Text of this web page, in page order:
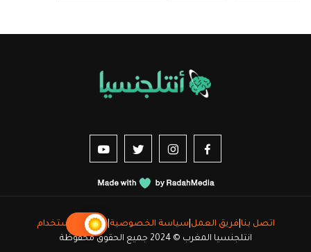
Suivez-nous sur Facebook
nous sur Instagram
nous sur Twitter
اتصل بنا فريق العمل سياسة الخصوصية |شروط الاستخدام
انتلجنسيا المغرب © 2024 جميع الحقوق محفوظة